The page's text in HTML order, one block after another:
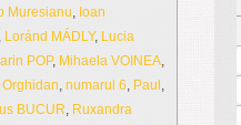
Muresianu, Ioan
, Loránd MÁDLY, Lucia
POP, Mihaela VOINEA,
, numarul 6, Paul ,
BUCUR, Ruxandra